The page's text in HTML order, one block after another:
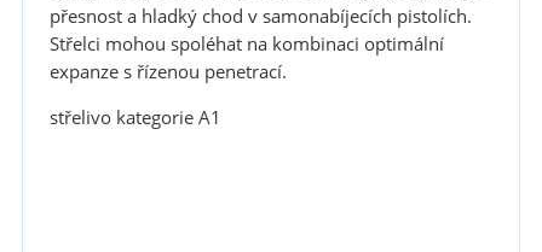
přesnost a hladký chod v samonabíjecích pistolích.
Střelci mohou spoléhat na kombinaci optimální
expanze s řízenou penetrací.
střelivo kategorie A1